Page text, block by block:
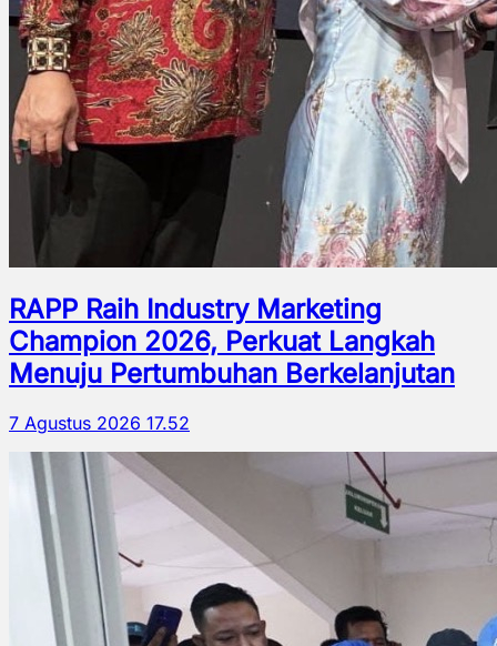
RAPP Raih Industry Marketing
Champion 2026, Perkuat Langkah
Menuju Pertumbuhan Berkelanjutan
7 Agustus 2026 17.52